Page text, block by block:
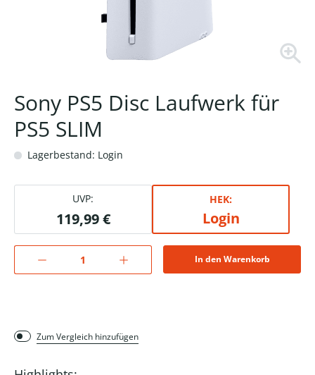
Sony PS5 Disc Laufwerk für
PS5 SLIM
Lagerbestand: Login
UVP:
119,99 €
HEK:
Login
In den Warenkorb
Zum Vergleich hinzufügen